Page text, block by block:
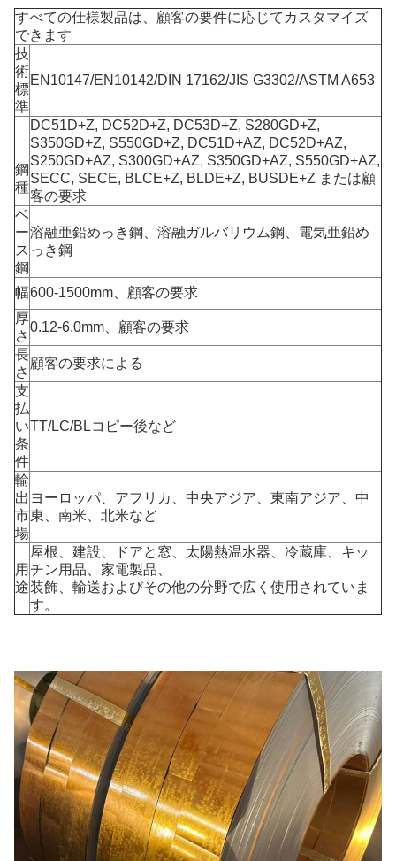
すべての仕様製品は、顧客の要件に応じてカスタマイズ
できます
技
術
標
準
EN10147/EN10142/DIN 17162/JIS G3302/ASTM A653
鋼
種
DC51D+Z, DC52D+Z, DC53D+Z, S280GD+Z,
S350GD+Z, S550GD+Z, DC51D+AZ, DC52D+AZ,
S250GD+AZ, S300GD+AZ, S350GD+AZ, S550GD+AZ,
SECC, SECE, BLCE+Z, BLDE+Z, BUSDE+Z または顧
客の要求
ベ
ー
ス
鋼
溶融亜鉛めっき鋼、溶融ガルバリウム鋼、電気亜鉛め
っき鋼
幅600-1500mm、顧客の要求
厚
さ
0.12-6.0mm、顧客の要求
長
さ
顧客の要求による
支
払
い
条
件
TT/LC/BLコピー後など
輸
出
市
場
ヨーロッパ、アフリカ、中央アジア、東南アジア、中
東、南米、北米など
用
途
屋根、建設、ドアと窓、太陽熱温水器、冷蔵庫、キッ
チン用品、家電製品、
装飾、輸送およびその他の分野で広く使用されていま
す。